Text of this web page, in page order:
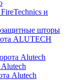
и
шторы
ALUTECH
Alutech
Alutech